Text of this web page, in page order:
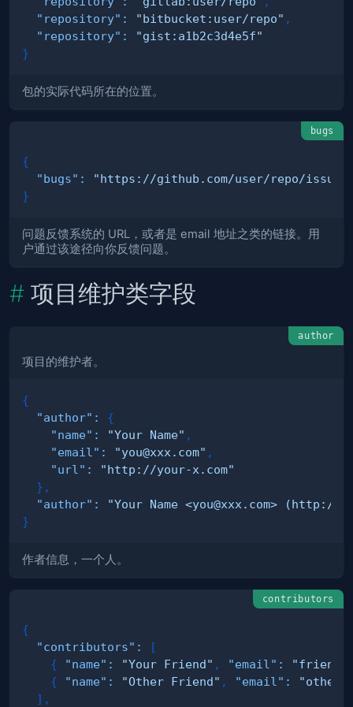
"repository" : "bitbucket:user/repo" ,
"repository" :
"gist:a1b2c3d4e5f"
}
包的实际代码所在的位置。
bugs
{
"bugs" :
"https://github.com/user/repo/
}
问题反馈系统的 URL，或者是 email 地址之类的链接。用
户通过该途径向你反馈问题。
项目维护类字段
author
项目的维护者。
{
"author" :
{
"name" : "Your Name" ,
"email" : "you@xxx.com" ,
"url" :
"http://your-x.com"
} ,
"author" : "Your Name <you@xxx.com> (http://
}
作者信息，一个人。
contributors
{
"contributors" :
[
{
"name" : "Your Friend" , "email" : "
{
"name" : "Other Friend" , "email" : "
] ,